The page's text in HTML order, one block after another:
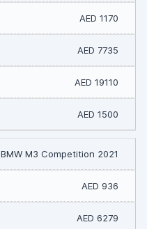
AED 1170
AED 7735
AED 19110
AED 1500
BMW M3 Competition 2021
AED 936
AED 6279